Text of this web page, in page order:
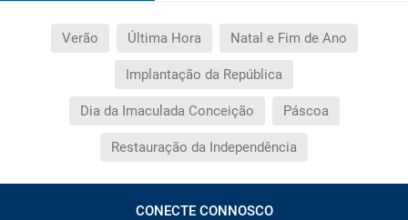
Verão Última Hora Natal e Fim de Ano
Implantação da República
Dia da Imaculada Conceição Páscoa
Restauração da Independência
CONECTE CONNOSCO